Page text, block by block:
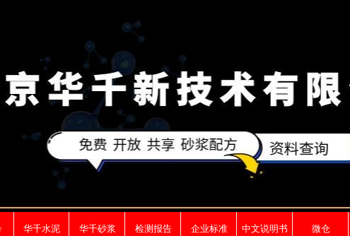
华千水泥 华千砂浆 检测报告 企业标准 中文说明书 微仓